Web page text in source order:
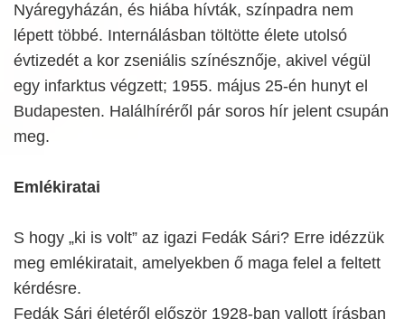
Nyáregyházán, és hiába hívták, színpadra nem
lépett többé. Internálásban töltötte élete utolsó
évtizedét a kor zseniális színésznője, akivel végül
egy infarktus végzett; 1955. május 25-én hunyt el
Budapesten. Halálhíréről pár soros hír jelent csupán
meg.
Emlékiratai
S hogy „ki is volt” az igazi Fedák Sári? Erre idézzük
meg emlékiratait, amelyekben ő maga felel a feltett
kérdésre.
Fedák Sári életéről először 1928-ban vallott írásban